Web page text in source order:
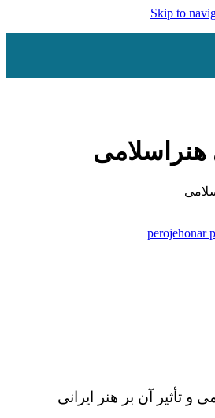
Skip to
perojehonar
و تأثیر آن بر هنر ایرانی